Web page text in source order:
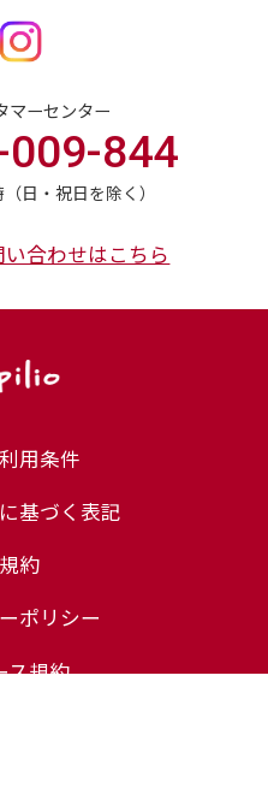
マーセンター
日・祝日を除く）
844
合わせはこちら
用条件
基づく表記
約
ポリシー
ス規約